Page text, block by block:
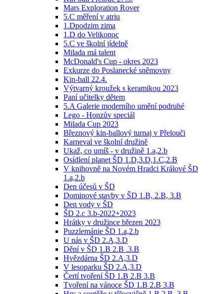
Mars Exploration Rover
5.C měření v atriu
1.Dpodzim zima
1.D do Velikonoc
5.C ve školní jídelně
Milada má talent
McDonald's Cup - okres 2023
Exkurze do Poslanecké sněmovny
Kin-ball 22.4.
Výtvarný kroužek s keramikou 2023
Paní učitelky dětem
5.A Galerie moderního umění podruhé
Lego - Honzův speciál
Milada Cup 2023
Březnový kin-ballový turnaj v Přelouči
Karneval ve školní družině
Ukaž, co umíš - v družině 1.a,2.b
Osídlení planet ŠD 1.D,3.D,1.C,2.B
V knihovně na Novém Hradci Králové ŠD
1.a,2.b
Den účesů v ŠD
Dominové stavby v ŠD 1.B, 2.B, 3.B
Den vody v ŠD
ŠD 2.c 3.b-2022+2023
Hrátky v družince březen 2023
Puzzlemánie ŠD 1.a,2.b
U nás v ŠD 2.A,3.D
Dění v ŠD 1.B 2.B .3.B
Hvězdárna ŠD 2.A,3.D
V lesoparku ŠD 2.A,3.D
Čertí tvoření ŠD 1.B 2.B 3.B
Tvoření na vánoce ŠD 1.B 2.B 3.B